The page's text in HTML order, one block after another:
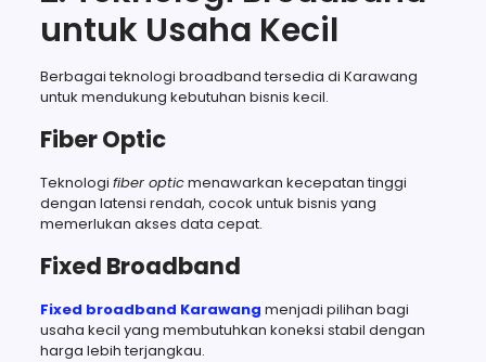
untuk Usaha Kecil
Berbagai teknologi broadband tersedia di Karawang
untuk mendukung kebutuhan bisnis kecil.
Fiber Optic
Teknologi fiber opticmenawarkan kecepatan tinggi
dengan latensi rendah, cocok untuk bisnis yang
memerlukan akses data cepat.
Fixed Broadband
Fixed broadband Karawang menjadi pilihan bagi
usaha kecil yang membutuhkan koneksi stabil dengan
harga lebih terjangkau.